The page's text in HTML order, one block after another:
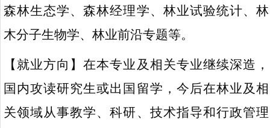
森林生态学、森林经理学、林业试验统计、林
木分子生物学、林业前沿专题等。
【就业方向】在本专业及相关专业继续深造，
国内攻读研究生或出国留学，今后在林业及相
关领域从事教学、科研、技术指导和行政管理